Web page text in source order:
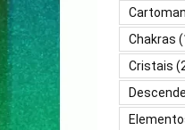
Chakras
Cristais